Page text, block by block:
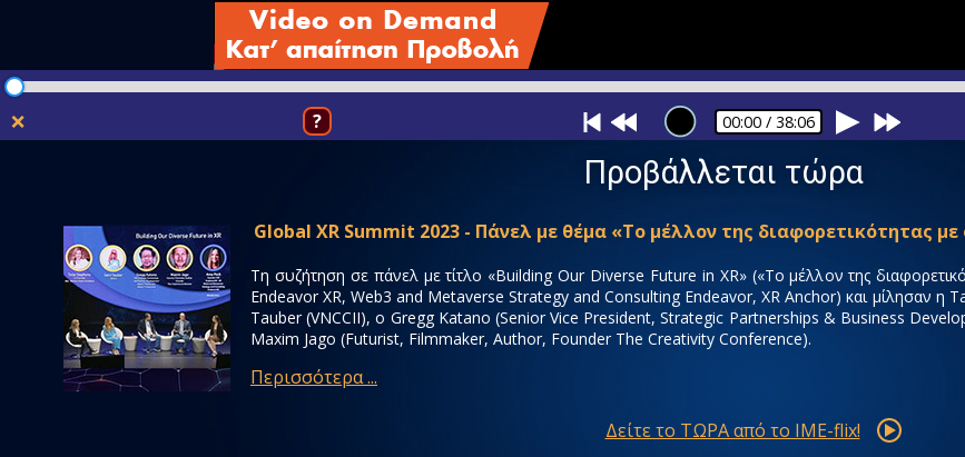
❌ ? 00:00 / 38:06
Προβάλλεται τώρα
Global XR Summit 2023 - Πάνελ με θέμα «Το μέλλον της διαφορετικότητας με
Τη συζήτηση σε πάνελ με τίτλο «Building Our Diverse Future in XR» («Το μέλλον της
Endeavor XR, Web3 and Metaverse Strategy and Consulting Endeavor, XR Anchor) και μίλησαν
Tauber (VNCCII), ο Gregg Katano (Senior Vice President, Strategic Partnerships & Business
Maxim Jago (Futurist, Filmmaker, Author, Founder The Creativity Conference).
Περισσότερα ...
Δείτε το ΤΩΡΑ από το IME-flix!